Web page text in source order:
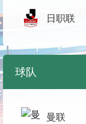
日职联
球队
曼联